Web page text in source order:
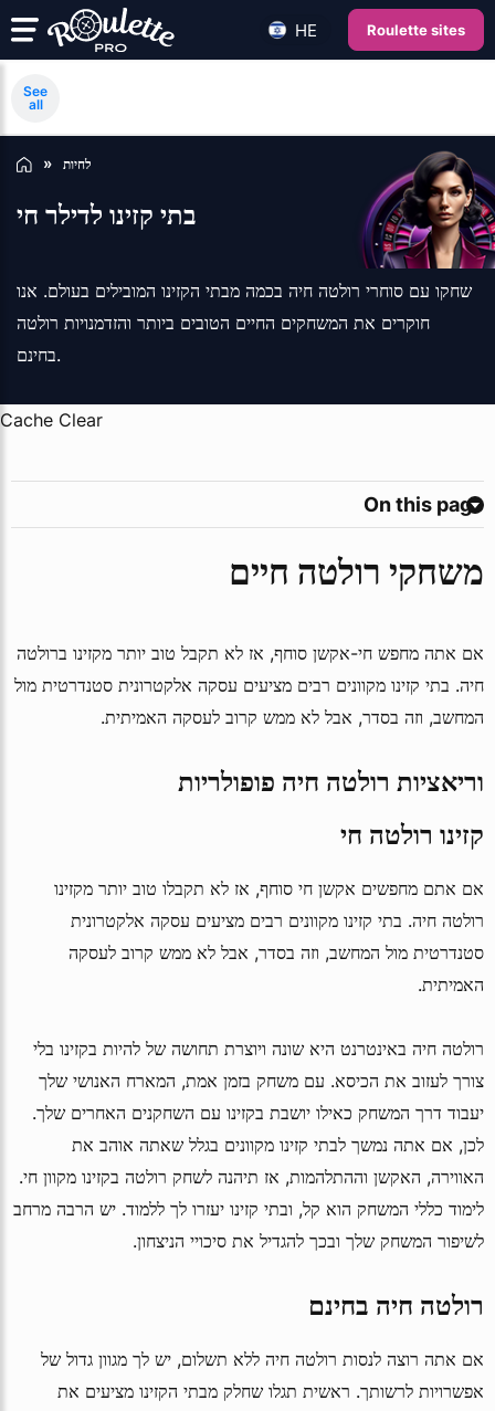
HE Roulette sites
See
all
לחיות
בתי קזינו לדילר חי
שחקו עם סוחרי רולטה חיה בכמה מבתי הקזינו המובילים בעולם. אנו
חוקרים את המשחקים החיים הטובים ביותר והזדמנויות רולטה
בחינם.
Cache Clear
On this page
משחקי רולטה חיים
אם אתה מחפש חי-אקשן סוחף, אז לא תקבל טוב יותר מקזינו ברולטה
חיה. בתי קזינו מקוונים רבים מציעים עסקה אלקטרונית סטנדרטית מול
המחשב, וזה בסדר, אבל לא ממש קרוב לעסקה האמיתית.
וריאציות רולטה חיה פופולריות
קזינו רולטה חי
אם אתם מחפשים אקשן חי סוחף, אז לא תקבלו טוב יותר מקזינו
רולטה חיה. בתי קזינו מקוונים רבים מציעים עסקה אלקטרונית
סטנדרטית מול המחשב, וזה בסדר, אבל לא ממש קרוב לעסקה
האמיתית.
רולטה חיה באינטרנט היא שונה ויוצרת תחושה של להיות בקזינו בלי
צורך לעזוב את הכיסא. עם משחק בזמן אמת, המארח האנושי שלך
יעבוד דרך המשחק כאילו יושבת בקזינו עם השחקנים האחרים שלך.
לכן, אם אתה נמשך לבתי קזינו מקוונים בגלל שאתה אוהב את
האווירה, האקשן וההתלהמות, אז תיהנה לשחק רולטה בקזינו מקוון חי.
לימוד כללי המשחק הוא קל, ובתי קזינו יעזרו לך ללמוד. יש הרבה מרחב
לשיפור המשחק שלך ובכך להגדיל את סיכויי הניצחון.
רולטה חיה בחינם
אם אתה רוצה לנסות רולטה חיה ללא תשלום, יש לך מגוון גדול של
אפשרויות לרשותך. ראשית תגלו שחלק מבתי הקזינו מציעים את